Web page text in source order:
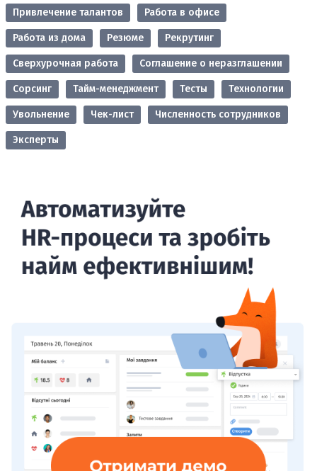
Привлечение талантов Работа в офисе
Работа из дома Резюме Рекрутинг
Сверхурочная работа Соглашение о неразглашении
Сорсинг Тайм-менеджмент Тесты Технологии
Увольнение Чек-лист Численность сотрудников
Эксперты